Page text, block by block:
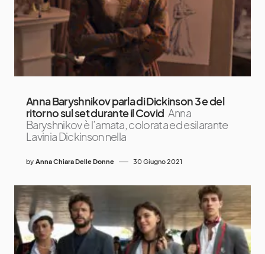
Anna Baryshnikov parla di Dickinson 3 e del
ritorno sul set durante il Covid Anna
Baryshnikov è l’amata, colorata ed esilarante
Lavinia Dickinson nella
by Anna Chiara Delle Donne 30 Giugno 2021